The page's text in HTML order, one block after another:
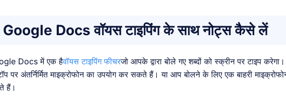
Google Docs वॉयस टाइपिंग के साथ नोट्स कैसे लें
Docs में एक हैवॉयस टाइपिंग फीचरजो आपके द्वारा बोले गए शब्दों को स्क्रीन पर टाइप
पर अंतर्निर्मित माइक्रोफोन का उपयोग कर सकते हैं। या आप बोलने के लिए एक बाहरी
हैं।